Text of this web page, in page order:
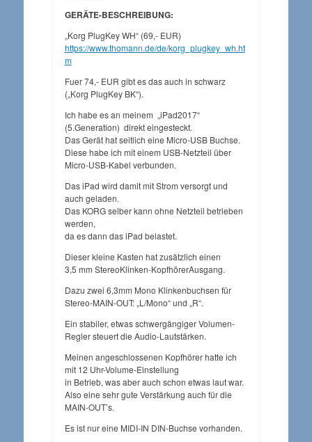
GERÄTE-BESCHREIBUNG:
„Korg PlugKey WH“ (69,- EUR)
https://www.thomann.de/de/korg_plugkey_wh.ht
m
Fuer 74,- EUR gibt es das auch in schwarz
(„Korg PlugKey BK“).
Ich habe es an meinem „iPad2017“
(5.Generation) direkt eingesteckt.
Das Gerät hat seitlich eine Micro-USB Buchse.
Diese habe ich mit einem USB-Netzteil über
Micro-USB-Kabel verbunden.
Das iPad wird damit mit Strom versorgt und
auch geladen.
Das KORG selber kann ohne Netzteil betrieben
werden,
da es dann das iPad belastet.
Dieser kleine Kasten hat zusätzlich einen
3,5 mm StereoKlinken-KopfhörerAusgang.
Dazu zwei 6,3mm Mono Klinkenbuchsen für
Stereo-MAIN-OUT: „L/Mono“ und „R“.
Ein stabiler, etwas schwergängiger Volumen-
Regler steuert die Audio-Lautstärken.
Meinen angeschlossenen Kopfhörer hatte ich
mit 12 Uhr-Volume-Einstellung
in Betrieb, was aber auch schon etwas laut war.
Also eine sehr gute Verstärkung auch für die
MAIN-OUT’s.
Es ist nur eine MIDI-IN DIN-Buchse vorhanden.